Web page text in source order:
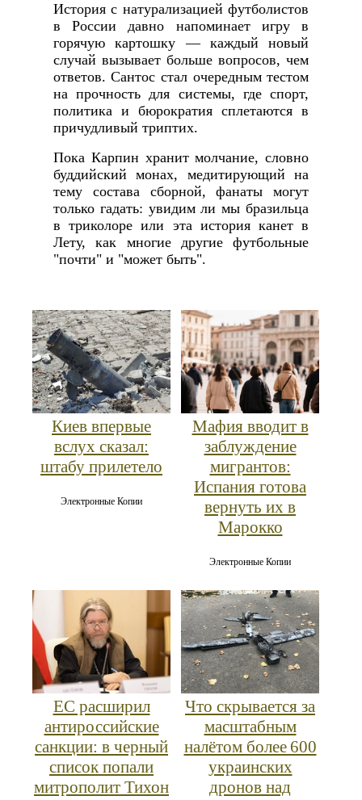
История с натурализацией футболистов
в России давно напоминает игру в
горячую картошку — каждый новый
случай вызывает больше вопросов, чем
ответов. Сантос стал очередным тестом
на прочность для системы, где спорт,
политика и бюрократия сплетаются в
причудливый триптих.
Пока Карпин хранит молчание, словно
буддийский монах, медитирующий на
тему состава сборной, фанаты могут
только гадать: увидим ли мы бразильца
в триколоре или эта история канет в
Лету, как многие другие футбольные
"почти" и "может быть".
Киев впервые
вслух сказал:
штабу прилетело
Электронные Копии
Мафия вводит в
заблуждение
мигрантов:
Испания готова
вернуть их в
Марокко
Электронные Копии
ЕС расширил
антироссийские
санкции: в черный
список попали
митрополит Тихон
Что скрывается за
масштабным
налётом более 600
украинских
дронов над